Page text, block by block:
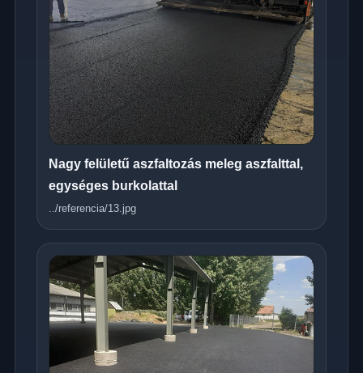
Nagy felületű aszfaltozás meleg aszfalttal,
egységes burkolattal
../referencia/13.jpg